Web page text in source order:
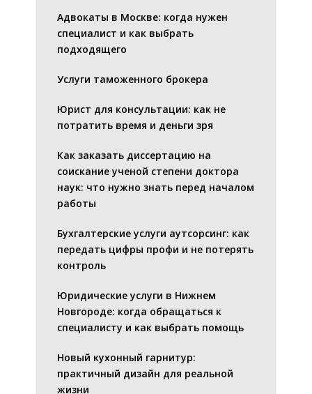
Адвокаты в Москве: когда нужен
специалист и как выбрать
подходящего
Услуги таможенного брокера
Юрист для консультации: как не
потратить время и деньги зря
Как заказать диссертацию на
соискание ученой степени доктора
наук: что нужно знать перед началом
работы
Бухгалтерские услуги аутсорсинг: как
передать цифры профи и не потерять
контроль
Юридические услуги в Нижнем
Новгороде: когда обращаться к
специалисту и как выбрать помощь
Новый кухонный гарнитур:
практичный дизайн для реальной
жизни